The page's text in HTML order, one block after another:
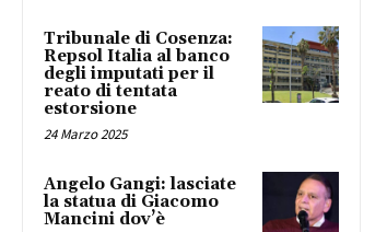
Tribunale di Cosenza:
Repsol Italia al banco
degli imputati per il
reato di tentata
estorsione
24 Marzo 2025
Angelo Gangi: lasciate
la statua di Giacomo
Mancini dov’è